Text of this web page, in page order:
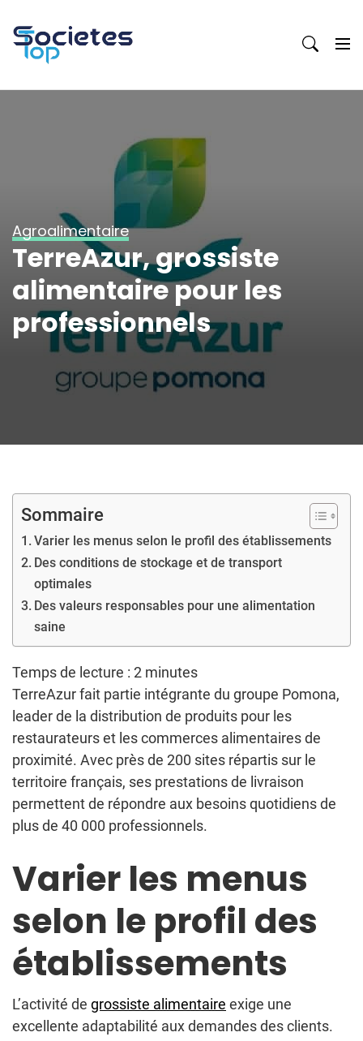
content
Agroalimentaire
TerreAzur, grossiste
alimentaire pour les
professionnels
Sommaire
Varier les menus selon le profil des établissements
Des conditions de stockage et de transport
optimales
Des valeurs responsables pour une alimentation
saine
Temps de lecture : 2 minutes
TerreAzur fait partie intégrante du groupe Pomona,
leader de la distribution de produits pour les
restaurateurs et les commerces alimentaires de
proximité. Avec près de 200 sites répartis sur le
territoire français, ses prestations de livraison
permettent de répondre aux besoins quotidiens de
plus de 40 000 professionnels.
Varier les menus
selon le profil des
établissements
L’activité de grossiste alimentaire exige une
excellente adaptabilité aux demandes des clients.